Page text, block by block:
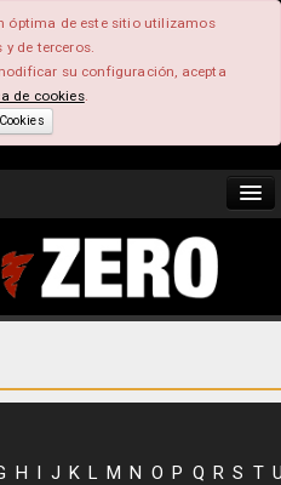
óptima de este sitio utilizamos
y de terceros.
su configuración, acepta
de cookies.
H I J K L M N O P Q R S T